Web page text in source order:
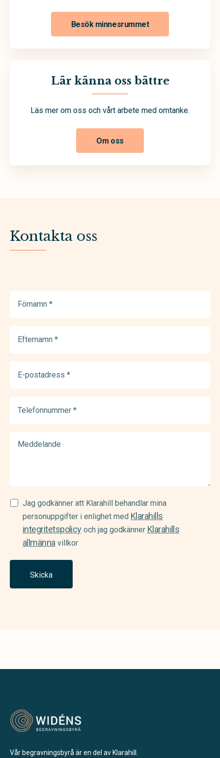
Besök minnesrummet
Lär känna oss bättre
Läs mer om oss och vårt arbete med omtanke.
Om oss
Kontakta oss
(Required)
(Required)
postadress
(Required)
Samtycke
(Required)
Jag godkänner att Klarahill behandlar mina
personuppgifter i enlighet med Klarahills
integritetspolicyoch jag godkänner Klarahills
allmännavillkor
Skicka
Vår begravningsbyrå är en del av Klarahill.